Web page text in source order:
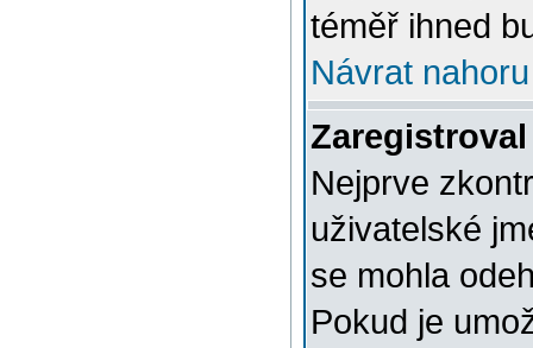
téměř ihned
Návrat nahoru
Nejprve
uživatelské
se mohla
Pokud je